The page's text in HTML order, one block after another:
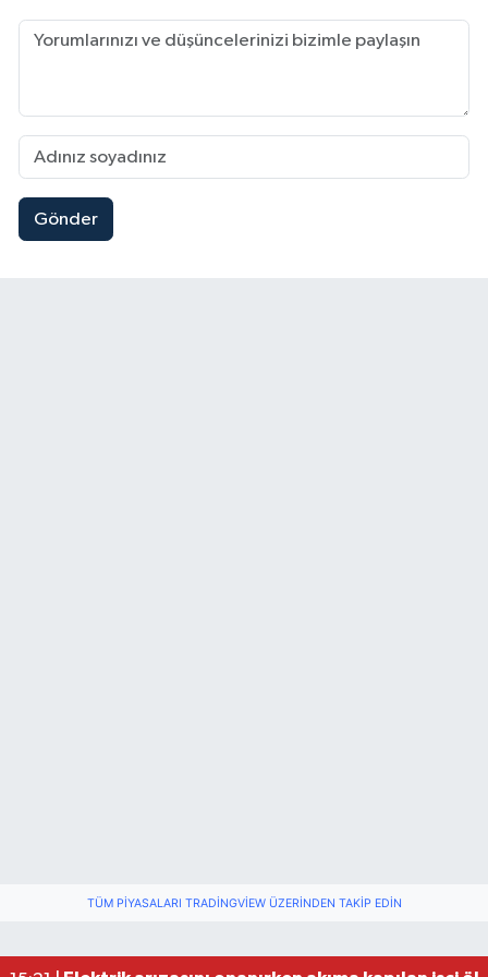
Gönder
TÜM PIYASALARI TRADINGVIEW ÜZERINDEN TAKIP EDIN